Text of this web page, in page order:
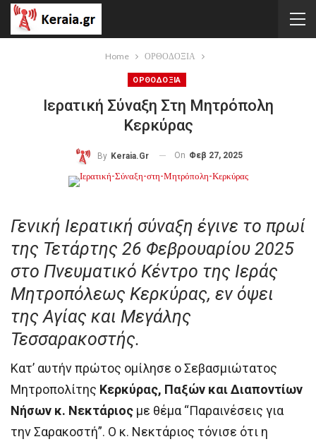
Home ΟΡΘΟΔΟΞΙΑ
ΟΡΘΟΔΟΞΙΑ
Ιερατική Σύναξη Στη Μητρόπολη
Κερκύρας
By Keraia.gr On Φεβ 27, 2025
Γενική Ιερατική σύναξη έγινε το πρωί
της Τετάρτης 26 Φεβρουαρίου 2025
στο Πνευματικό Κέντρο της Ιεράς
Μητροπόλεως Κερκύρας, εν όψει
της Αγίας και Μεγάλης
Τεσσαρακοστής.
Κατ’ αυτήν πρώτος ομίλησε ο Σεβασμιώτατος
Μητροπολίτης Κερκύρας, Παξών και Διαποντίων
Νήσων κ. Νεκτάριος με θέμα “Παραινέσεις για
την Σαρακοστή”. Ο κ. Νεκτάριος τόνισε ότι η